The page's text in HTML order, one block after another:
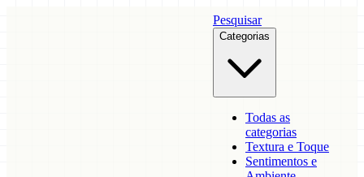
Pesquisar
Categorias
Todas as
categorias
Textura e Toque
Sentimentos e